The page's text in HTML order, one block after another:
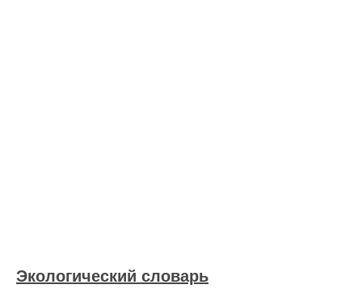
Экологический словарь